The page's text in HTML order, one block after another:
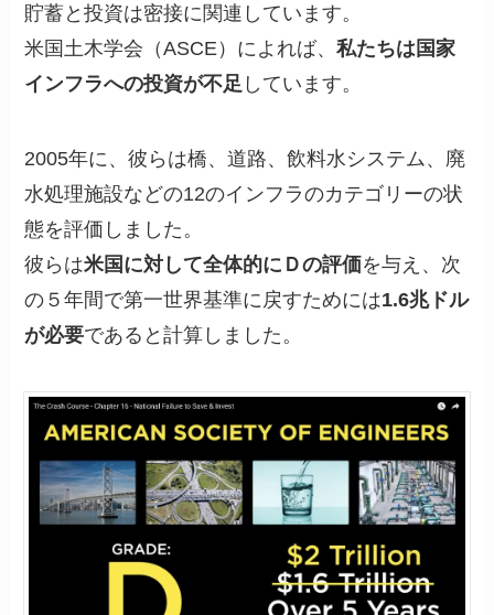
貯蓄と投資は密接に関連しています。
米国土木学会（ASCE）によれば、私たちは国家
インフラへの投資が不足 しています。
2005年に、彼らは橋、道路、飲料水システム、廃
水処理施設などの12のインフラのカテゴリーの状
態を評価しました。
彼らは米国に対して全体的にＤの評価を与え、次
の５年間で第一世界基準に戻すためには1.6兆ドル
が必要であると計算しました。